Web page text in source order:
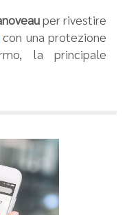
per rivestire
una protezione
la principale